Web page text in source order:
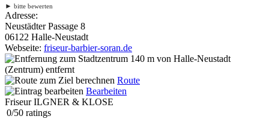
► bitte bewerten
Adresse:
Neustädter Passage 8
06122 Halle-Neustadt
Webseite: friseur-barbier-soran.de
140 m von Halle-Neustadt
(Zentrum) entfernt
Route
Bearbeiten
Friseur ILGNER & KLOSE
0/50 ratings